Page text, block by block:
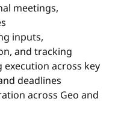
meetings,
inputs,
and tracking
across key
deadlines
across Geo and